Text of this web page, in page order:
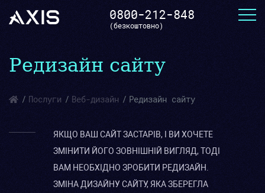
0800-212-848
(безкоштовно)
Редизайн сайту
Послуги Веб-дизайн Редизайн сайту
ЯКЩО ВАШ САЙТ ЗАСТАРІВ, І ВИ ХОЧЕТЕ
ЗМІНИТИ ЙОГО ЗОВНІШНІЙ ВИГЛЯД, ТОДІ
ВАМ НЕОБХІДНО ЗРОБИТИ РЕДИЗАЙН.
ЗМІНА ДИЗАЙНУ САЙТУ, ЯКА ЗБЕРЕГЛА